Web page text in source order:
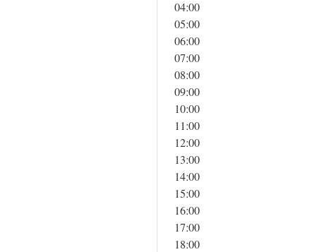
04:00
05:00
06:00
07:00
08:00
09:00
10:00
11:00
12:00
13:00
14:00
15:00
16:00
17:00
18:00